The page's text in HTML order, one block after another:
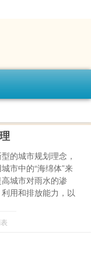
的城市规划理念，
市中的“海绵体”来
城市对雨水的渗
用和排放能力，以